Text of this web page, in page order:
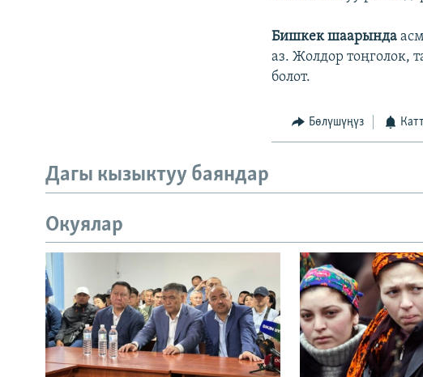
Бишкек шаарында
аз. Жолдор тоңголок,
болот.
Бөлүшүңүз
Дагы кызыктуу баяндар
Окуялар